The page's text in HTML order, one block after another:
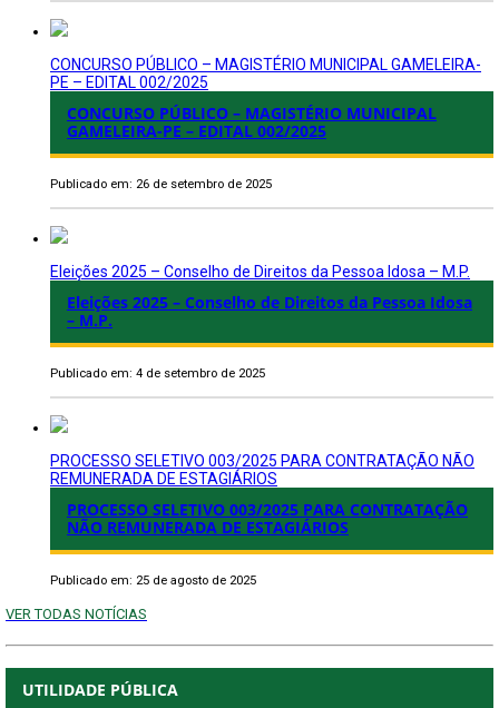
CONCURSO PÚBLICO – MAGISTÉRIO MUNICIPAL GAMELEIRA-
PE – EDITAL 002/2025
CONCURSO PÚBLICO – MAGISTÉRIO MUNICIPAL
GAMELEIRA-PE – EDITAL 002/2025
Publicado em: 26 de setembro de 2025
Eleições 2025 – Conselho de Direitos da Pessoa Idosa – M.P.
Eleições 2025 – Conselho de Direitos da Pessoa Idosa
– M.P.
Publicado em: 4 de setembro de 2025
PROCESSO SELETIVO 003/2025 PARA CONTRATAÇÃO NÃO
REMUNERADA DE ESTAGIÁRIOS
PROCESSO SELETIVO 003/2025 PARA CONTRATAÇÃO
NÃO REMUNERADA DE ESTAGIÁRIOS
Publicado em: 25 de agosto de 2025
VER TODAS NOTÍCIAS
UTILIDADE PÚBLICA